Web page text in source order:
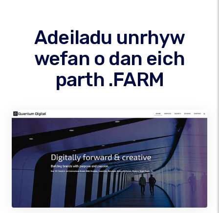
Adeiladu unrhyw
wefan o dan eich
parth .FARM